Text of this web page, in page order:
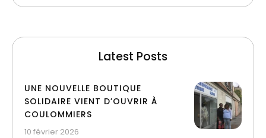
Latest Posts
UNE NOUVELLE BOUTIQUE
SOLIDAIRE VIENT D’OUVRIR À
COULOMMIERS
10 février 2026